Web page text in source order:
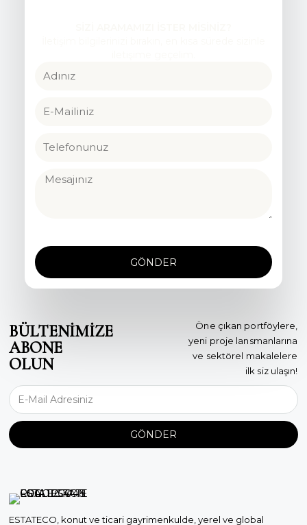
GÖNDER
BÜLTENİMİZE
ABONE
OLUN
Öne çıkan portföylere,
yeni proje lansmanlarına
ve sektörel makalelere
ilk siz ulaşın!
GÖNDER
ESTATECO, konut ve ticari gayrimenkulde, yerel ve global